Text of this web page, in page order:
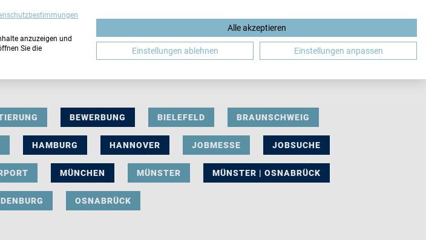
DE
BEWERBUNG BIELEFELD BRAUNSCHWEIG
HAMBURG HANNOVER JOBMESSE JOBSUCHE
MÜNCHEN MÜNSTER MÜNSTER | OSNABRÜCK
OSNABRÜCK
anzuzeigen und
Sie die
Alle akzeptieren
Einstellungen ablehnen Einstellungen anpassen